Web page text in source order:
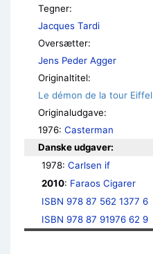
Tegner:
Jacques Tardi
Oversætter:
Jens Peder Agger
Originaltitel:
Le démon de la tour Eiffel
Originaludgave:
1976: Casterman
Danske udgaver:
1978: Carlsen if
2010: Faraos Cigarer
ISBN 978 87 562 1377 6
ISBN 978 87 91976 62 9